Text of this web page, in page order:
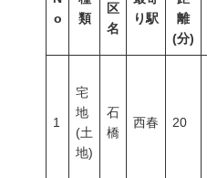
o
類
区
名
り駅
離
(分)
1
宅
地
(土
地)
石
橋
西春 20